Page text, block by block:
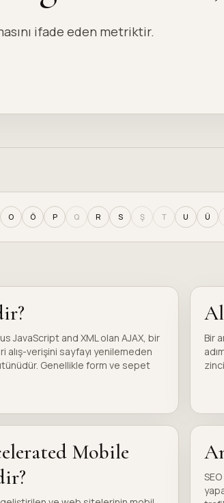
ifade eden metriktir.
O Ö P Q R S Ş T U Ü
JavaScript and XML olan AJAX, bir
alış-verişini sayfayı yenilemeden
Genellikle form ve sepet
Bir
Mobile